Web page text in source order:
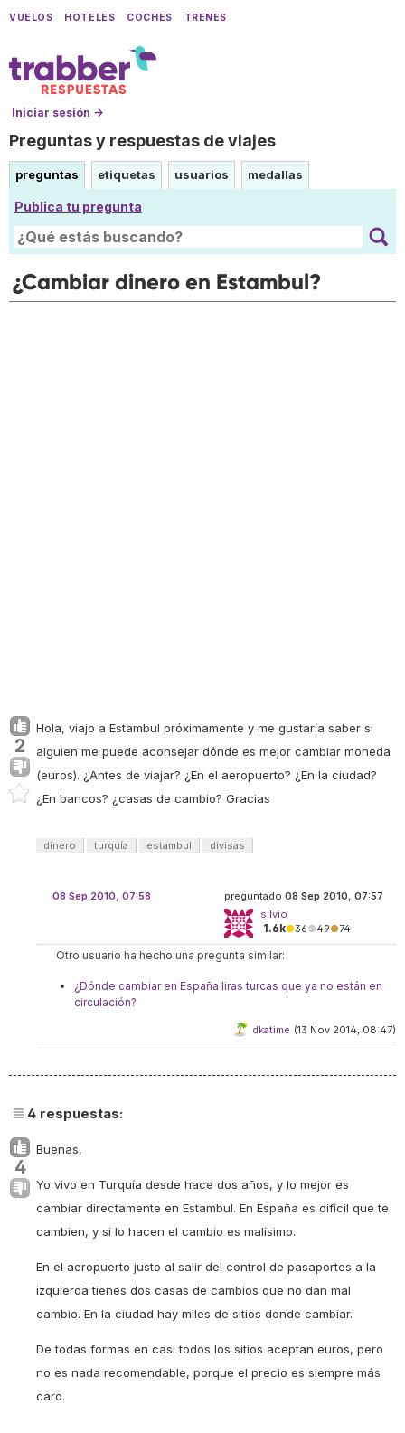
VUELOS HOTELES COCHES TRENES
Iniciar sesión →
Preguntas y respuestas de viajes
preguntas etiquetas usuarios medallas
Publica tu pregunta
¿Cambiar dinero en Estambul?
2
Hola, viajo a Estambul próximamente y me gustaría saber si
alguien me puede aconsejar dónde es mejor cambiar moneda
(euros). ¿Antes de viajar? ¿En el aeropuerto? ¿En la ciudad?
¿En bancos? ¿casas de cambio? Gracias
dinero turquía estambul divisas
preguntado 08 Sep 2010, 07:57
silvio
1.6k●36●49●74
08 Sep 2010, 07:58
Otro usuario ha hecho una pregunta similar:
¿Dónde cambiar en España liras turcas que ya no están en
circulación?
(13 Nov 2014, 08:47)
dkatime
4 respuestas:
4
Buenas,
Yo vivo en Turquía desde hace dos años, y lo mejor es
cambiar directamente en Estambul. En España es difícil que te
cambien, y si lo hacen el cambio es malísimo.
En el aeropuerto justo al salir del control de pasaportes a la
izquierda tienes dos casas de cambios que no dan mal
cambio. En la ciudad hay miles de sitios donde cambiar.
De todas formas en casi todos los sitios aceptan euros, pero
no es nada recomendable, porque el precio es siempre más
caro.